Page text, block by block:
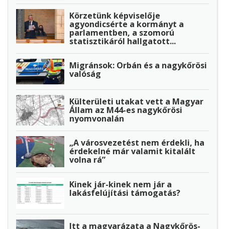
Körzetünk képviselője
agyondicsérte a kormányt a
parlamentben, a szomorú
statisztikáról hallgatott...
Migránsok: Orbán és a nagykőrösi
valóság
Külterületi utakat vett a Magyar
Állam az M44-es nagykőrösi
nyomvonalán
„A városvezetést nem érdekli, ha
érdekelné már valamit kitalált
volna rá”
Kinek jár-kinek nem jár a
lakásfelújítási támogatás?
Itt a magyarázata a Nagykőrös-